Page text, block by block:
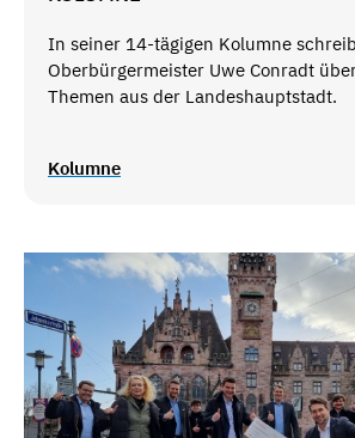
In seiner 14-tägigen Kolumne
Oberbürgermeister Uwe Conradt
Themen aus der Landeshauptstadt.
Kolumne